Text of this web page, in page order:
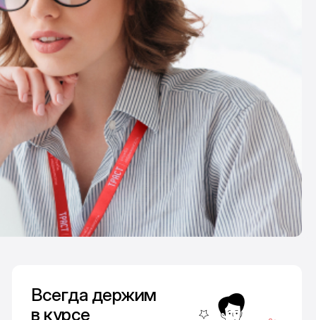
Всегда держим
в курсе